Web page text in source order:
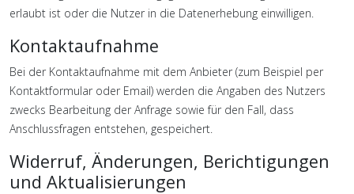
erlaubt ist oder die Nutzer in die Datenerhebung einwilligen.
Kontaktaufnahme
Bei der Kontaktaufnahme mit dem Anbieter (zum Beispiel per
Kontaktformular oder Email) werden die Angaben des Nutzers
zwecks Bearbeitung der Anfrage sowie für den Fall, dass
Anschlussfragen entstehen, gespeichert.
Widerruf, Änderungen, Berichtigungen
und Aktualisierungen